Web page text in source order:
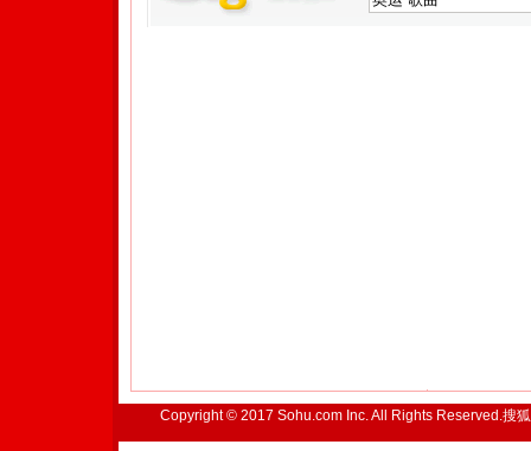
Copyright © 2017 Sohu.com Inc. All Rights Reserved.搜